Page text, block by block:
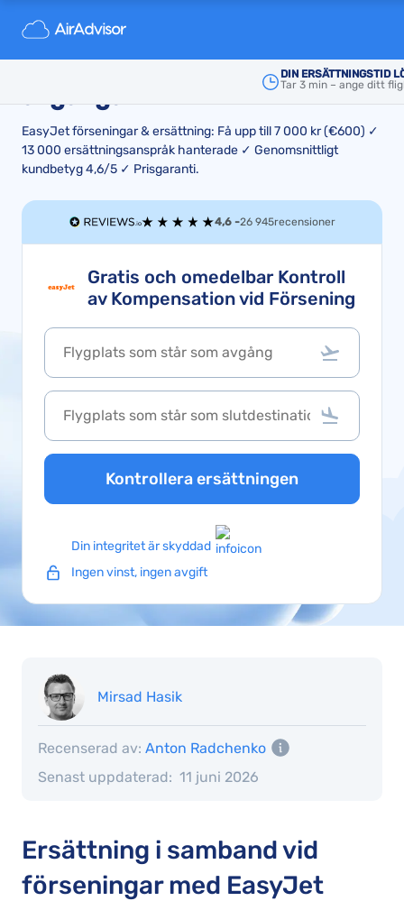
DIN ERSÄTTNINGSTID
Tar 3 min – ange ditt
EasyJet flyg: Ersättning vid
försenade och inställda
EasyJet förseningar & ersättning: Få upp till 7 000 kr (€600) ✓
13 000 ersättningsanspråk hanterade ✓ Genomsnittligt
kundbetyg 4,6/5 ✓ Prisgaranti.
4,6 -26 945recensioner
Gratis och omedelbar Kontroll
av Kompensation vid Försening
Kontrollera ersättningen
Din integritet är skyddad
Ingen vinst, ingen avgift
Mirsad Hasik
Senast uppdaterad: 11 juni 2026
Recenserad av: Anton Radchenko
Ersättning i samband vid
förseningar med EasyJet